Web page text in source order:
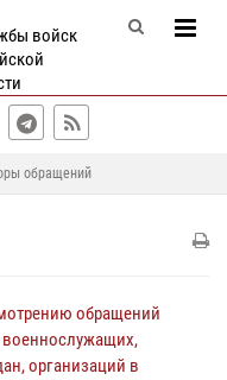
войск
обращений
обращений
организаций в